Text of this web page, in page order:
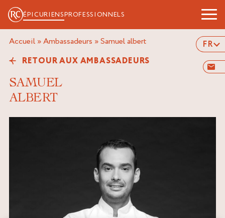
ÉPICURIENSPROFESSIONNELS
FR
Accueil »Ambassadeurs » samuel albert
RETOUR AUX AMBASSADEURS
SAMUEL
ALBERT